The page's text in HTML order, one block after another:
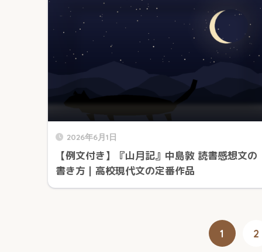
2026年6月1日
【例文付き】『山月記』中島敦 読書感想文の
書き方｜高校現代文の定番作品
1 2